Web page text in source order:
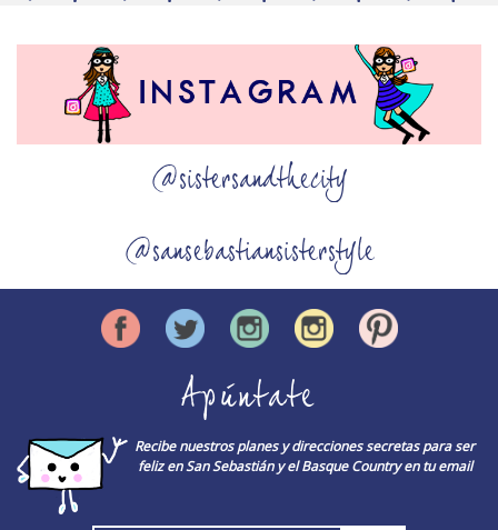
@sistersandthecity
@sansebastiansisterstyle
Apúntate
Recibe nuestros planes y direcciones secretas para ser
feliz en San Sebastián y el Basque Country en tu email